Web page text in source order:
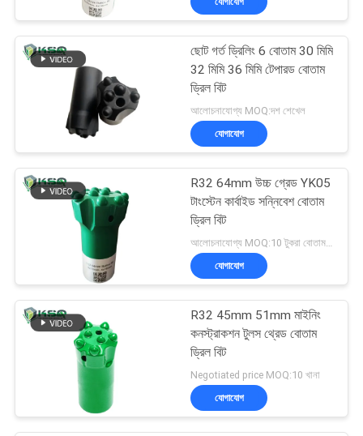
ছোট গর্ত ড্রিলিং 6 বোতাম 30 মিমি
32 মিমি 36 মিমি টেপারড বোতাম
ড্রিল বিট
আলোচনাযোগ্য MOQ:দশ শেখেল
যোগাযোগ
R32 64mm উচ্চ গ্রেড YK05
টাংস্টেন কার্বাইড সন্নিবেশ বোতাম
ড্রিল বিট
যোগাযোগ
R32 45mm 51mm মাইনিং
কনস্ট্রাকশন টুলস থ্রেড বোতাম
ড্রিল বিট
Negotiated price MOQ:10 খানা
যোগাযোগ